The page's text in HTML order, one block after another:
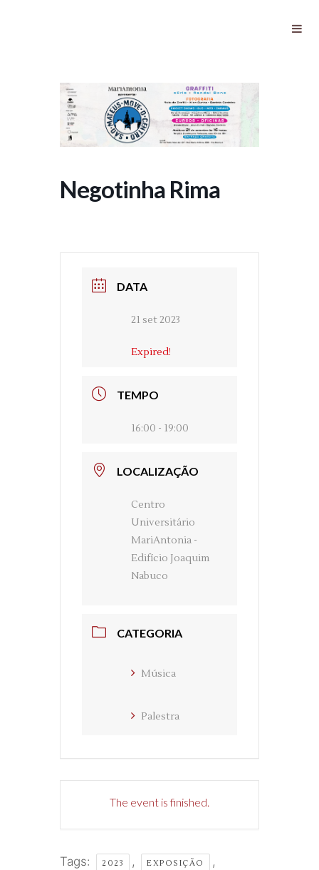
Negotinha Rima
DATA
21 set 2023
Expired!
TEMPO
16:00 - 19:00
LOCALIZAÇÃO
Centro
Universitário
MariAntonia -
Edifício Joaquim
Nabuco
CATEGORIA
Música
Palestra
The event is finished.
Tags: 2023 , EXPOSIÇÃO ,